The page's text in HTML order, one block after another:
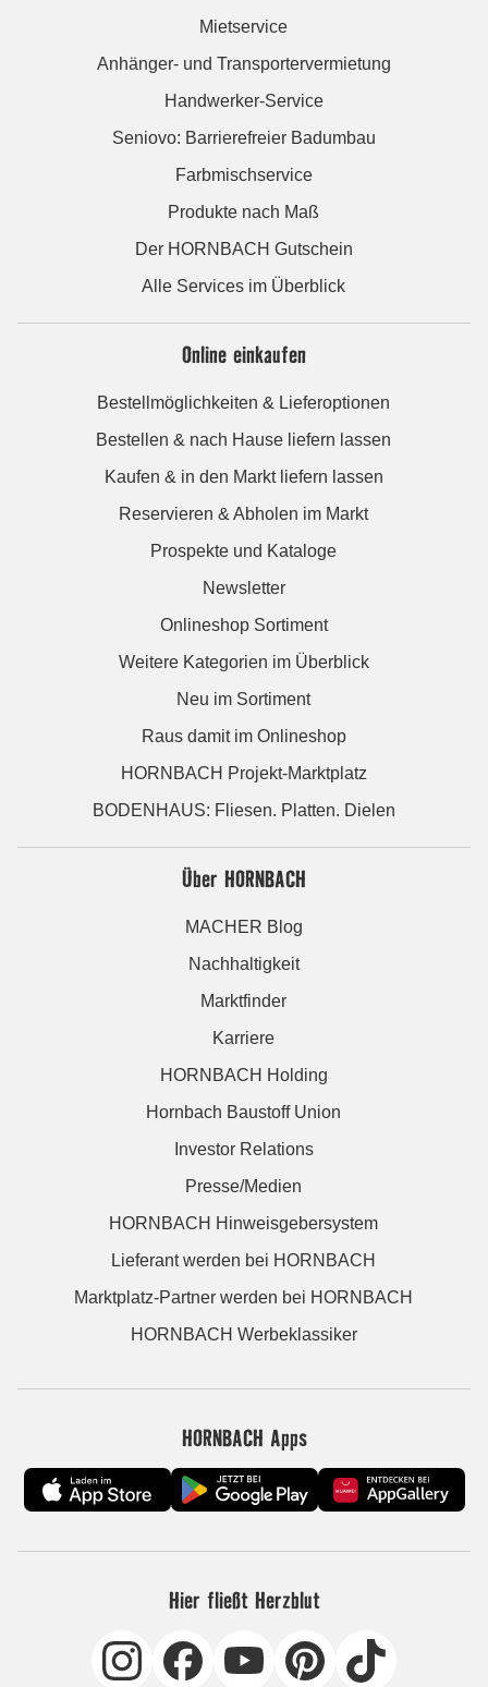
Mietservice
Anhänger- und Transportervermietung
Handwerker-Service
Seniovo: Barrierefreier Badumbau
Farbmischservice
Produkte nach Maß
Der HORNBACH Gutschein
Alle Services im Überblick
Online einkaufen
Bestellmöglichkeiten & Lieferoptionen
Bestellen & nach Hause liefern lassen
Kaufen & in den Markt liefern lassen
Reservieren & Abholen im Markt
Prospekte und Kataloge
Newsletter
Onlineshop Sortiment
Weitere Kategorien im Überblick
Neu im Sortiment
Raus damit im Onlineshop
HORNBACH Projekt-Marktplatz
BODENHAUS: Fliesen. Platten. Dielen
Über HORNBACH
MACHER Blog
Nachhaltigkeit
Marktfinder
Karriere
HORNBACH Holding
Hornbach Baustoff Union
Investor Relations
Presse/Medien
HORNBACH Hinweisgebersystem
Lieferant werden bei HORNBACH
Marktplatz-Partner werden bei HORNBACH
HORNBACH Werbeklassiker
HORNBACH Apps
Hier fließt Herzblut